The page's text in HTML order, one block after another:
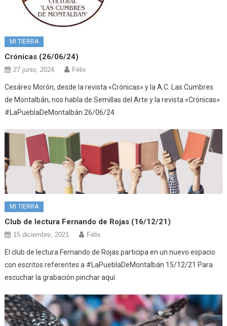
MI TIERRA
Crónicas (26/06/24)
27 junio, 2024 Félix
Cesáreo Morón, desde la revista «Crónicas» y la A.C. Las Cumbres
de Montalbán, nos habla de Semillas del Arte y la revista «Crónicas»
#LaPueblaDeMontalbán 26/06/24
MI TIERRA
Club de lectura Fernando de Rojas (16/12/21)
15 diciembre, 2021 Félix
El club de lectura Fernando de Rojas participa en un nuevo espacio
con escritos referentes a #LaPueblaDeMontalbán 15/12/21 Para
escuchar la grabación pinchar aquí